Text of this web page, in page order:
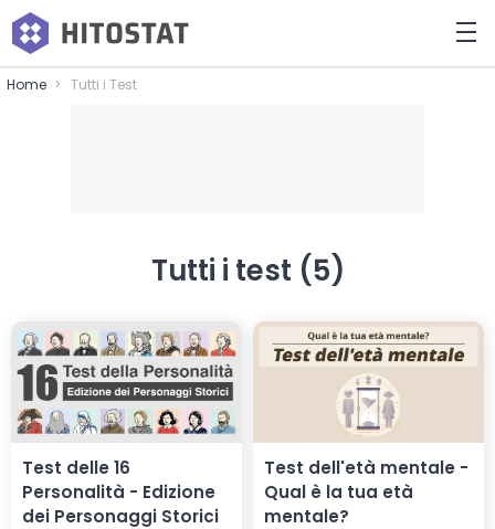
Home Tutti i Test
Tutti i test (5)
Test delle 16
Personalità - Edizione
dei Personaggi Storici
Test dell'età mentale -
Qual è la tua età
mentale?